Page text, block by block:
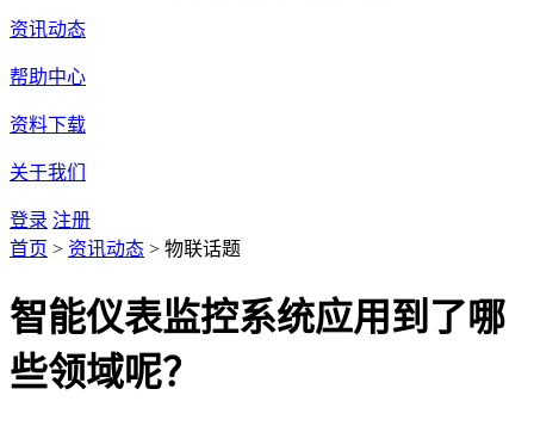
资讯动态
帮助中心
资料下载
关于我们
登录 注册
首页 > 资讯动态 > 物联话题
智能仪表监控系统应用到了哪
些领域呢？